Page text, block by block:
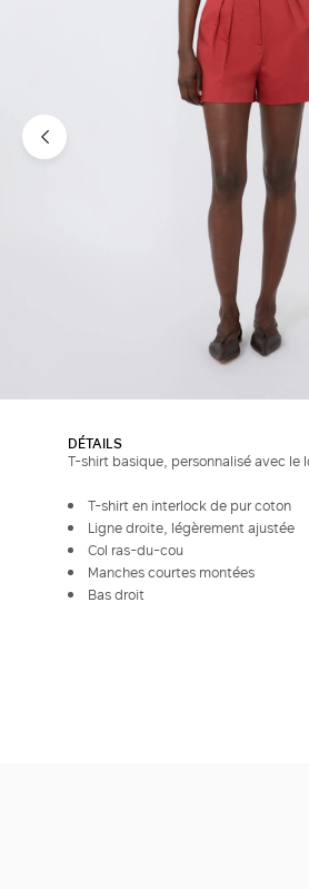
DÉTAILS
T-shirt basique, personnalisé avec le
T-shirt en interlock de pur coton
Ligne droite, légèrement ajustée
Col ras-du-cou
Manches courtes montées
Bas droit